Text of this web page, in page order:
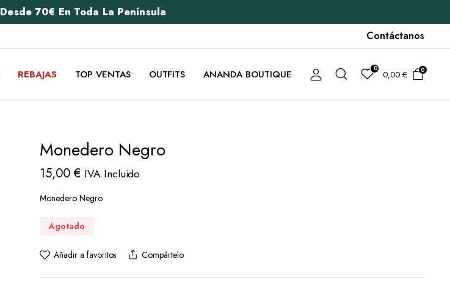
Desde 70€ En Toda La Península
Contáctanos
REBAJAS TOP VENTAS OUTFITS ANANDA BOUTIQUE 0
0,00€ 0
Monedero Negro
15,00€ IVA Incluido
Monedero Negro
Agotado
Añadir a favoritos Compártelo